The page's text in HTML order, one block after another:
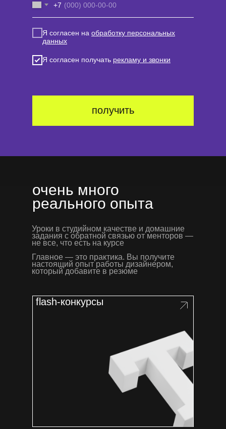
+7
Я согласен на обработку персональных
данных
Я согласен получать рекламу и звонки
получить
Уроки в студийном качестве и домашние
задания с обратной связью от менторов —
не все, что есть на курсе
Главное — это практика. Вы получите
настоящий опыт работы дизайнером,
который добавите в резюме
очень много
реального опыта
flash-конкурсы